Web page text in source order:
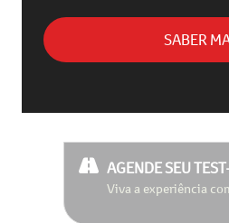
SABER
AGENDE SEU
Viva a experiência